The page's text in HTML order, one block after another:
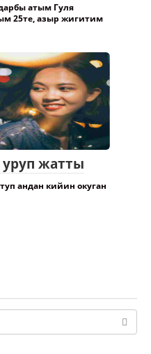
атым Гуля
25те, азыр жигитим
жатты
андан кийин окуган